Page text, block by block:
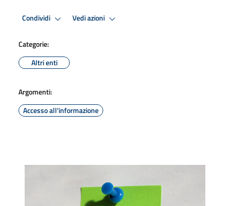
Condividi Vedi azioni
Categorie:
Altri enti
Argomenti:
Accesso all'informazione